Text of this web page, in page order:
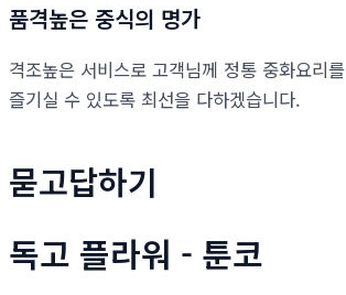
품격높은 중식의 명가
격조높은 서비스로 고객님께 정통 중화요리를
즐기실 수 있도록 최선을 다하겠습니다.
묻고답하기
독고 플라워 - 툰코